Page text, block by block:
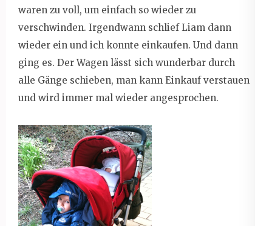
waren zu voll, um einfach so wieder zu
verschwinden. Irgendwann schlief Liam dann
wieder ein und ich konnte einkaufen. Und dann
ging es. Der Wagen lässt sich wunderbar durch
alle Gänge schieben, man kann Einkauf verstauen
und wird immer mal wieder angesprochen.